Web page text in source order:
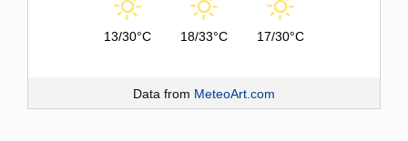
13/30°C 18/33°C 17/30°C
Data from MeteoArt.com